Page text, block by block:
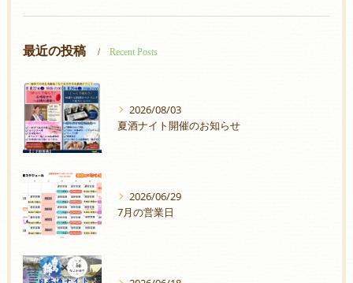
最近の投稿 Recent Posts
2026/08/03
夏酒ナイト開催のお知らせ
2026/06/29
7月の営業日